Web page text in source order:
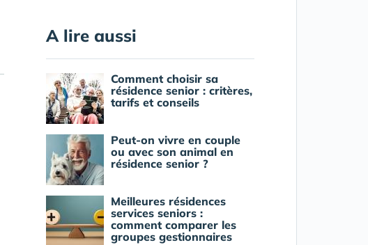
A lire aussi
Comment choisir sa
résidence senior : critères,
tarifs et conseils
Peut-on vivre en couple
ou avec son animal en
résidence senior ?
Meilleures résidences
services seniors :
comment comparer les
groupes gestionnaires